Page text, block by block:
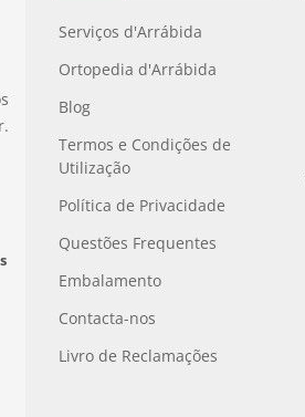
Serviços d'Arrábida
Ortopedia d'Arrábida
Blog
Termos e Condições de
Utilização
Política de Privacidade
Questões Frequentes
Embalamento
Contacta-nos
Livro de Reclamações